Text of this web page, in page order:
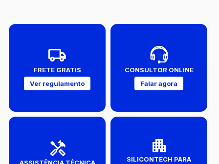
FRETE GRATIS
Ver regulamento
CONSULTOR ONLINE
Falar agora
ASSISTÊNCIA TÉCNICA
SILICONTECH PARA